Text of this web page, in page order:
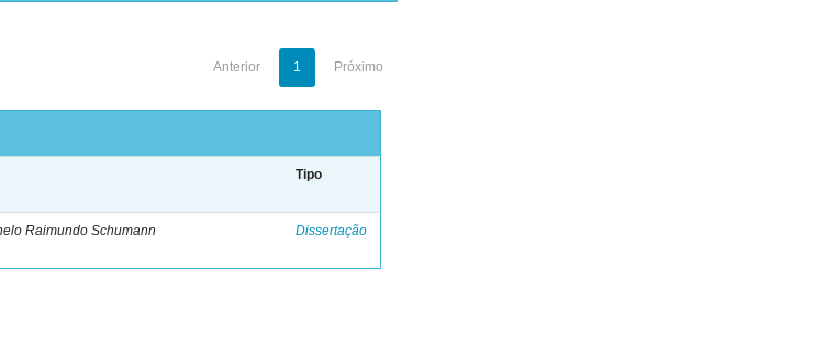
Anterior 1 Próximo
Tipo
Raimundo Schumann Dissertação